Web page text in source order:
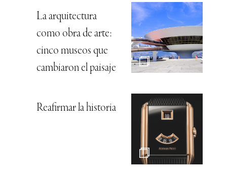
La arquitectura
como obra de arte:
cinco museos que
cambiaron el paisaje
Reafirmar la historia